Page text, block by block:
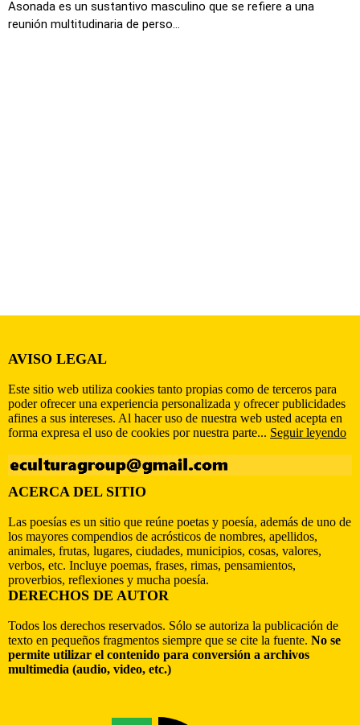
Asonada es un sustantivo masculino que se refiere a una
reunión multitudinaria de perso...
AVISO LEGAL
Este sitio web utiliza cookies tanto propias como de terceros para
poder ofrecer una experiencia personalizada y ofrecer publicidades
afines a sus intereses. Al hacer uso de nuestra web usted acepta en
forma expresa el uso de cookies por nuestra parte... Seguir leyendo
ACERCA DEL SITIO
Las poesías es un sitio que reúne poetas y poesía, además de uno de
los mayores compendios de acrósticos de nombres, apellidos,
animales, frutas, lugares, ciudades, municipios, cosas, valores,
verbos, etc. Incluye poemas, frases, rimas, pensamientos,
proverbios, reflexiones y mucha poesía.
DERECHOS DE AUTOR
Todos los derechos reservados. Sólo se autoriza la publicación de
texto en pequeños fragmentos siempre que se cite la fuente. No se
permite utilizar el contenido para conversión a archivos
multimedia (audio, video, etc.)